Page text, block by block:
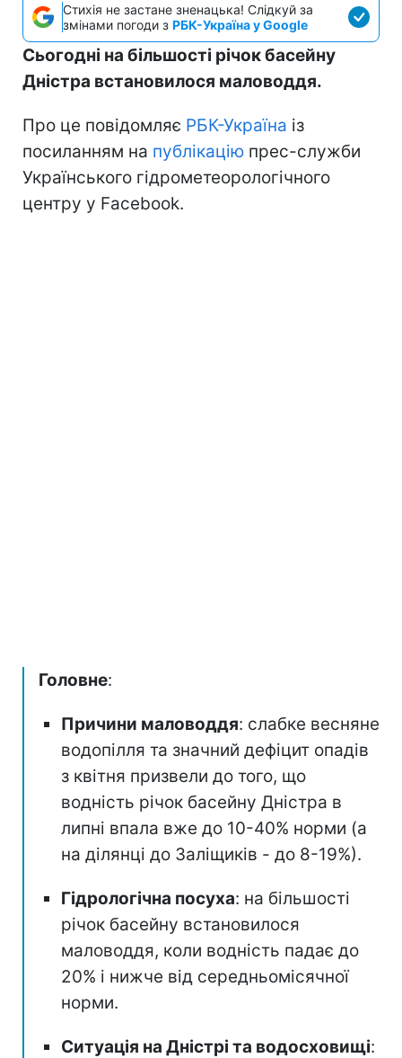
Стихія не застане зненацька! Слідкуй за
змінами погоди з РБК-Україна у Google
Сьогодні на більшості річок басейну
Дністра встановилося маловоддя.
Про це повідомляє РБК-Україна із
посиланням на публікацію прес-служби
Українського гідрометеорологічного
центру у Facebook.
Головне:
Причини маловоддя: слабке весняне
водопілля та значний дефіцит опадів
з квітня призвели до того, що
водність річок басейну Дністра в
липні впала вже до 10-40% норми (а
на ділянці до Заліщиків - до 8-19%).
Гідрологічна посуха: на більшості
річок басейну встановилося
маловоддя, коли водність падає до
20% і нижче від середньомісячної
норми.
Ситуація на Дністрі та водосховищі: